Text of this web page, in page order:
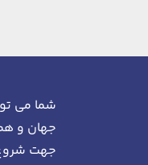
شما می
جهان و
جهت شروع